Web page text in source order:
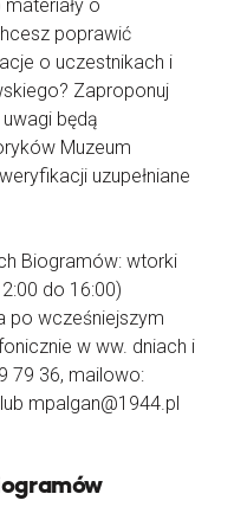
o
poprawić
o uczestnikach i
Zaproponuj
będą
Muzeum
uzupełniane
Biogramów: wtorki
do 16:00)
po wcześniejszym
w ww. dniach i
79 36, mailowo:
mpalgan@1944.pl